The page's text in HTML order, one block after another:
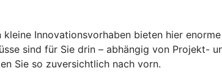
Innovationsvorhaben bieten hier
sind für Sie drin – abhängig von Projekt-
Sie so zuversichtlich nach vorn.